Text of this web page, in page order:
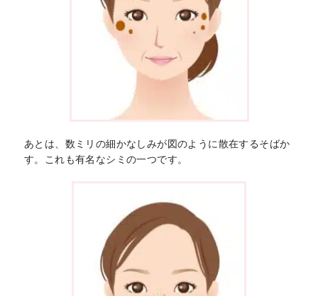
あとは、数ミリの細かなしみが図のように散在するそばか
す。これも有名なシミの一つです。